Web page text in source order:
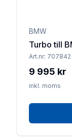
BMW
Turbo till
Art.nr: 707842
9 995 kr
inkl. moms